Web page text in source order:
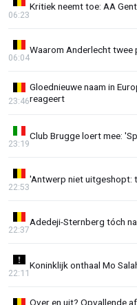
Kritiek neemt toe: AA
06:23
Waarom Anderlecht twee
06:04
Gloednieuwe naam in
reageert
23:46
Club Brugge loert mee:
23:19
'Antwerp niet uitgeshopt:
22:53
Adedeji-Sternberg tóch
22:37
Koninklijk onthaal Mo
22:11
Over en uit? Opvallende